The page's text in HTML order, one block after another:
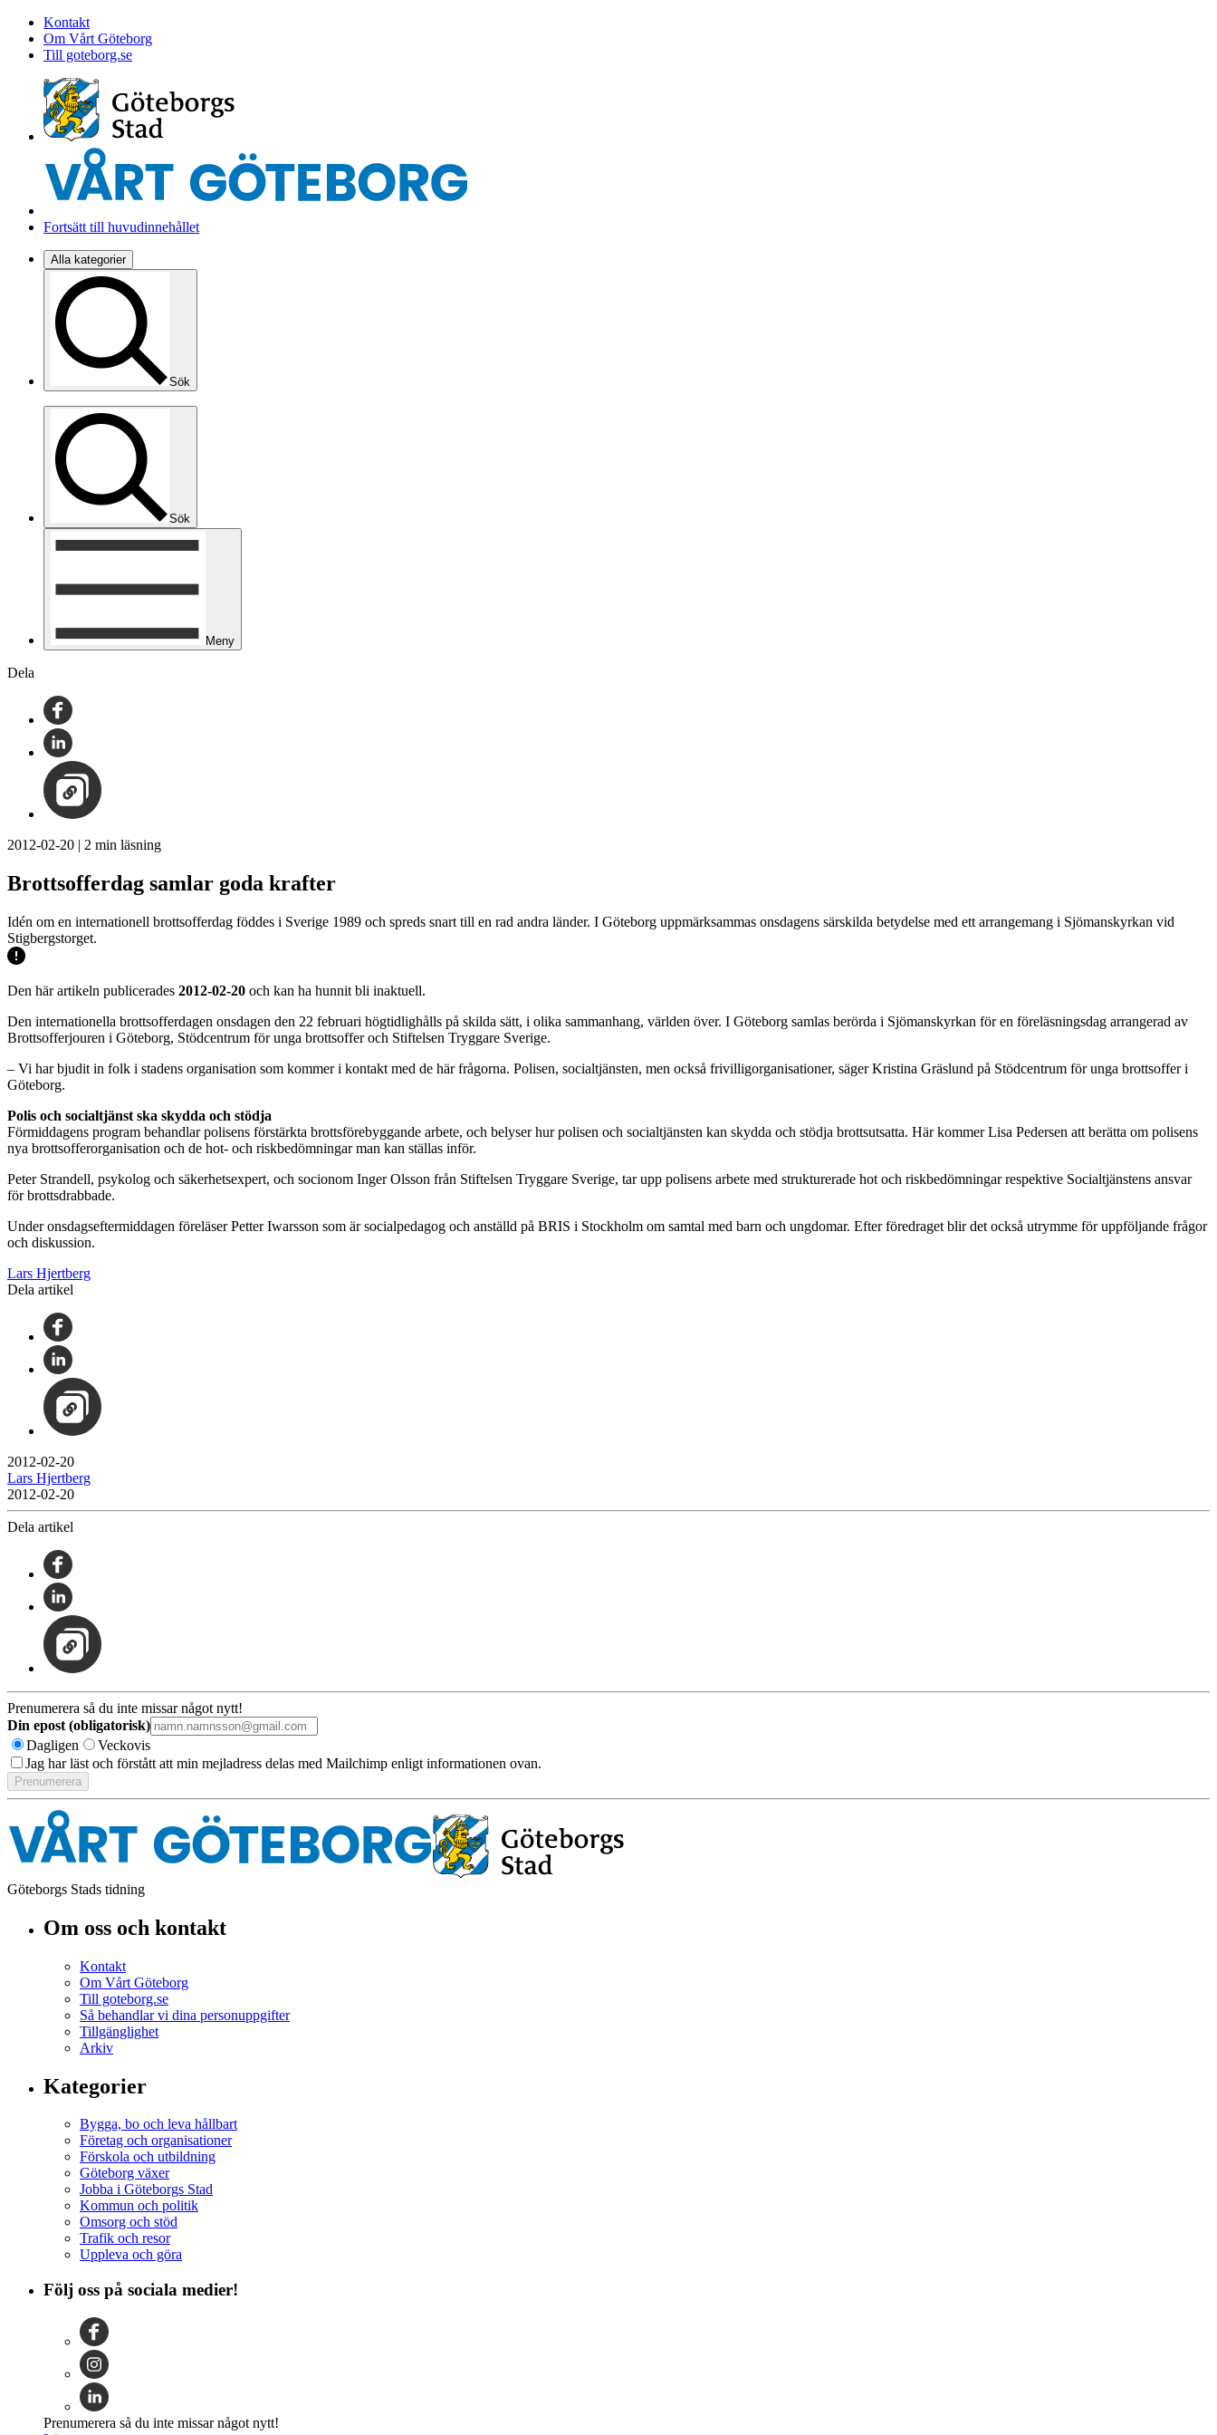
Kontakt
Om Vårt Göteborg
Till goteborg.se
Fortsätt till huvudinnehållet
Alla kategorier
Sök
Sök
Meny
Dela
2012-02-20 | 2 min läsning
Brottsofferdag samlar goda krafter
Idén om en internationell brottsofferdag föddes i Sverige 1989 och spreds snart till en rad andra länder. I Göteborg uppmärksammas onsdagens särskilda betydelse med ett arrangemang i Sjömanskyrkan vid
Stigbergstorget.
Den här artikeln publicerades 2012-02-20 och kan ha hunnit bli inaktuell.
Den internationella brottsofferdagen onsdagen den 22 februari högtidlighålls på skilda sätt, i olika sammanhang, världen över. I Göteborg samlas berörda i Sjömanskyrkan för en föreläsningsdag arrangerad av
Brottsofferjouren i Göteborg, Stödcentrum för unga brottsoffer och Stiftelsen Tryggare Sverige.
– Vi har bjudit in folk i stadens organisation som kommer i kontakt med de här frågorna. Polisen, socialtjänsten, men också frivilligorganisationer, säger Kristina Gräslund på Stödcentrum för unga brottsoffer i
Göteborg.
Polis och socialtjänst ska skydda och stödja
Förmiddagens program behandlar polisens förstärkta brottsförebyggande arbete, och belyser hur polisen och socialtjänsten kan skydda och stödja brottsutsatta. Här kommer Lisa Pedersen att berätta om polisens
nya brottsofferorganisation och de hot- och riskbedömningar man kan ställas inför.
Peter Strandell, psykolog och säkerhetsexpert, och socionom Inger Olsson från Stiftelsen Tryggare Sverige, tar upp polisens arbete med strukturerade hot och riskbedömningar respektive Socialtjänstens ansvar
för brottsdrabbade.
Under onsdagseftermiddagen föreläser Petter Iwarsson som är socialpedagog och anställd på BRIS i Stockholm om samtal med barn och ungdomar. Efter föredraget blir det också utrymme för uppföljande frågor
och diskussion.
Lars Hjertberg
Dela artikel
2012-02-20
Lars Hjertberg
2012-02-20
Dela artikel
Prenumerera så du inte missar något nytt!
Din epost (obligatorisk)
Dagligen
Veckovis
Jag har läst och förstått att min mejladress delas med Mailchimp enligt informationen ovan.
Göteborgs Stads tidning
Om oss och kontakt
Kontakt
Om Vårt Göteborg
Till goteborg.se
Så behandlar vi dina personuppgifter
Tillgänglighet
Arkiv
Kategorier
Bygga, bo och leva hållbart
Företag och organisationer
Förskola och utbildning
Göteborg växer
Jobba i Göteborgs Stad
Kommun och politik
Omsorg och stöd
Trafik och resor
Uppleva och göra
Följ oss på sociala medier!
Prenumerera så du inte missar något nytt!